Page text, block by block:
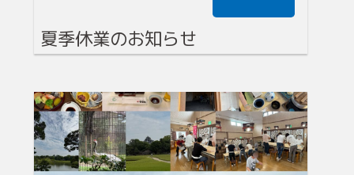
夏季休業のお知らせ